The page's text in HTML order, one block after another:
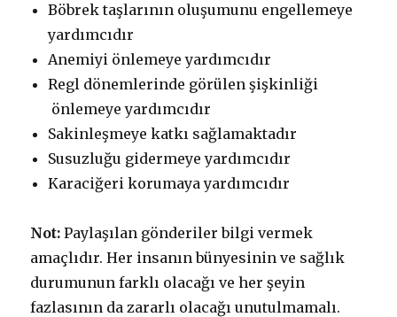
Böbrek taşlarının oluşumunu engellemeye
yardımcıdır
Anemiyi önlemeye yardımcıdır
Regl dönemlerinde görülen şişkinliği
önlemeye yardımcıdır
Sakinleşmeye katkı sağlamaktadır
Susuzluğu gidermeye yardımcıdır
Karaciğeri korumaya yardımcıdır
Not: Paylaşılan gönderiler bilgi vermek
amaçlıdır. Her insanın bünyesinin ve sağlık
durumunun farklı olacağı ve her şeyin
fazlasının da zararlı olacağı unutulmamalı.